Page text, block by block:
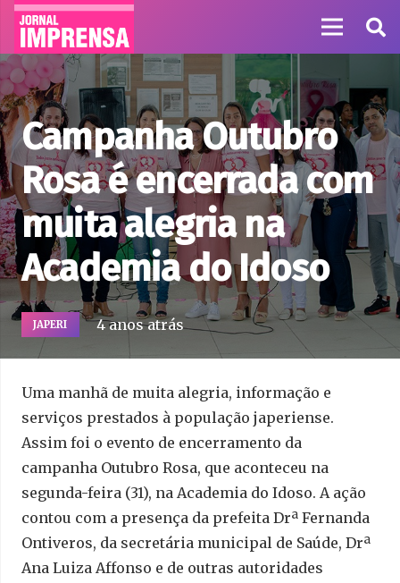
Campanha Outubro
Rosa é encerrada com
muita alegria na
Academia do Idoso
JAPERI 4 anos atrás
Uma manhã de muita alegria, informação e
serviços prestados à população japeriense.
Assim foi o evento de encerramento da
campanha Outubro Rosa, que aconteceu na
segunda-feira (31), na Academia do Idoso. A ação
contou com a presença da prefeita Drª Fernanda
Ontiveros, da secretária municipal de Saúde, Drª
Ana Luiza Affonso e de outras autoridades